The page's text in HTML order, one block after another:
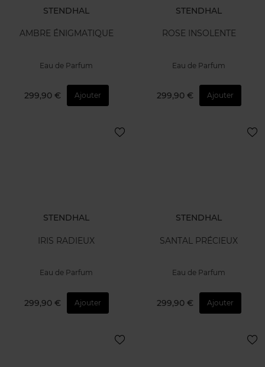
STENDHAL
AMBRE ÉNIGMATIQUE
Eau de Parfum
299,90 € Ajouter
STENDHAL
ROSE INSOLENTE
Eau de Parfum
299,90 € Ajouter
STENDHAL
IRIS RADIEUX
Eau de Parfum
299,90 € Ajouter
STENDHAL
SANTAL PRÉCIEUX
Eau de Parfum
299,90 € Ajouter